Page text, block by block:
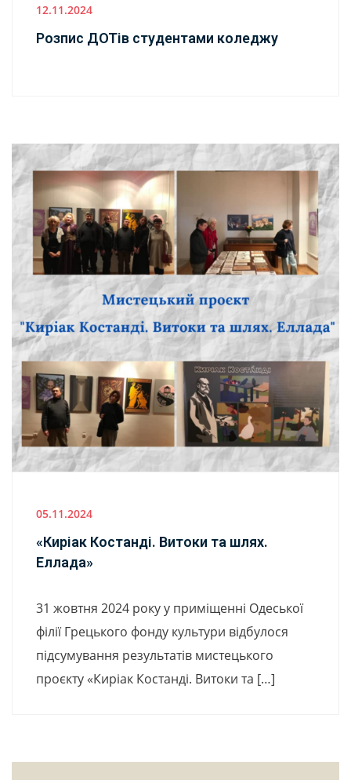
12.11.2024
Розпис ДОТів студентами коледжу
05.11.2024
«Киріак Костанді. Витоки та шлях.
Еллада»
31 жовтня 2024 року у приміщенні Одеської
філії Грецького фонду культури відбулося
підсумування результатів мистецького
проєкту «Киріак Костанді. Витоки та […]